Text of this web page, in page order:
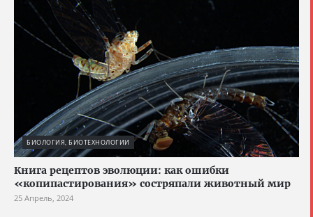
БИОЛОГИЯ, БИОТЕХНОЛОГИИ
Книга рецептов эволюции: как ошибки
«копипастирования» состряпали животный мир
25 Апрель, 2024